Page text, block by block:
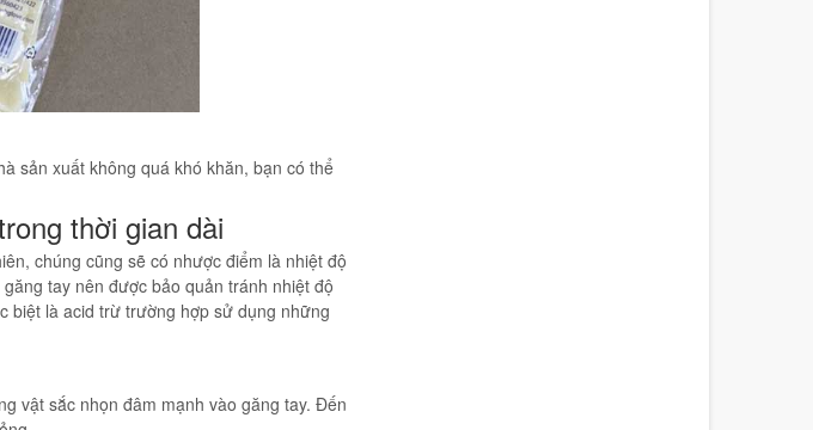
sản xuất không quá khó khăn, bạn có thể
thời gian dài
chúng cũng sẽ có nhược điểm là nhiệt độ
tay nên được bảo quản tránh nhiệt độ
biệt là acid trừ trường hợp sử dụng những
vật sắc nhọn đâm mạnh vào găng tay. Đến